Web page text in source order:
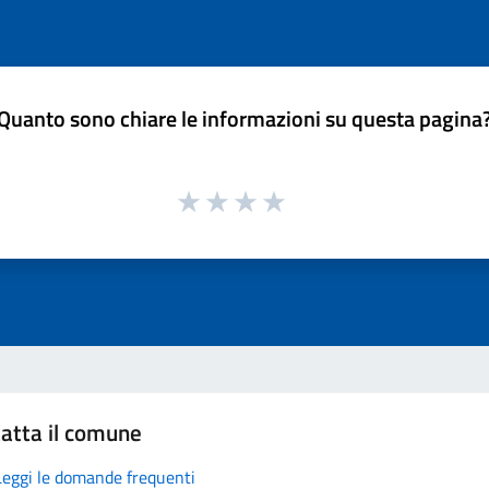
sono chiare le informazioni su questa
il comune
le domande frequenti